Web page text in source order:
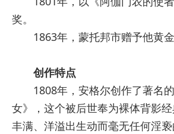
奖。
1863年，蒙托邦市赠予他黄金
创作特点
1808年，安格尔创作了著名的
女》，这个被后世奉为裸体背影经
丰满、洋溢出生动而毫无任何淫亵